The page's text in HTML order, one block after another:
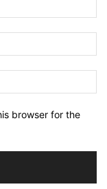
browser for the